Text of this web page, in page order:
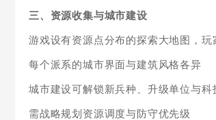
三、资源收集与城市建设
游戏设有资源点分布的探索大地图，
每个派系的城市界面与建筑风格各异
城市建设可解锁新兵种、升级单位与科
需战略规划资源调度与防守优先级